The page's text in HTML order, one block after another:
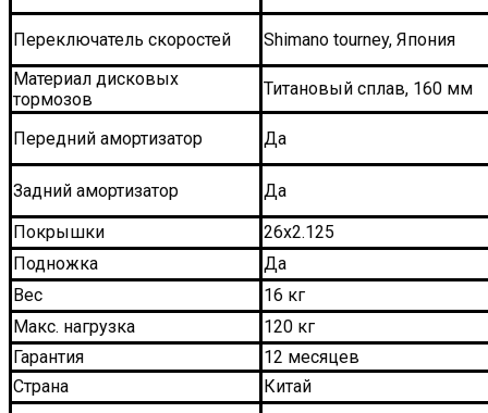
Переключатель скоростей
Shimano tourney, Япония
Материал дисковых
тормозов
Титановый сплав, 160 мм
Передний амортизатор Да
Задний амортизатор
Да
Покрышки
26х2.125
Подножка
Да
Вес
16 кг
Макс. нагрузка
120 кг
Гарантия
12 месяцев
Страна
Китай